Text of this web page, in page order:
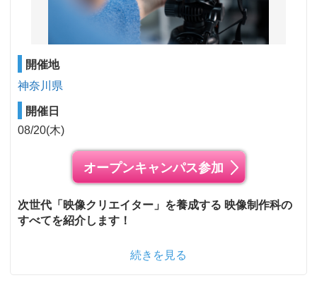
開催地
神奈川県
開催日
08/20(木)
オープンキャンパス参加
次世代「映像クリエイター」を養成する 映像制作科の
すべてを紹介します！
続きを見る